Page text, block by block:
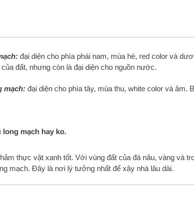
đại diện cho phía phái nam, mùa hè, red color và
đất, nhưng còn là đại diện cho nguồn nước.
mạch: đại diện cho phía tây, mùa thu, white color và âm.
long mạch hay ko.
thực vật xanh tốt. Với vùng đất của đá nâu, vàng và
mạch. Đây là nơi lý tưởng nhất để xây nhà lâu dài.